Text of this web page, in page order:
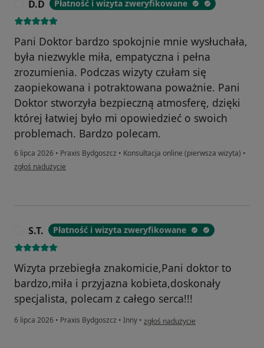
D.D Płatność i wizyta zweryfikowane
Pani Doktor bardzo spokojnie mnie wysłuchała,
była niezwykle miła, empatyczna i pełna
zrozumienia. Podczas wizyty czułam się
zaopiekowana i potraktowana poważnie. Pani
Doktor stworzyła bezpieczną atmosferę, dzięki
której łatwiej było mi opowiedzieć o swoich
problemach. Bardzo polecam.
6 lipca 2026 • Praxis Bydgoszcz • Konsultacja online (pierwsza wizyta) •
w opinii użytkownika D.D
zgłoś nadużycie
S.T. Płatność i wizyta zweryfikowane
Wizyta przebiegła znakomicie,Pani doktor to
bardzo,miła i przyjazna kobieta,doskonały
specjalista, polecam z całego serca!!!
6 lipca 2026 • Praxis Bydgoszcz • Inny • w opinii użytkownika S.T.
zgłoś nadużycie